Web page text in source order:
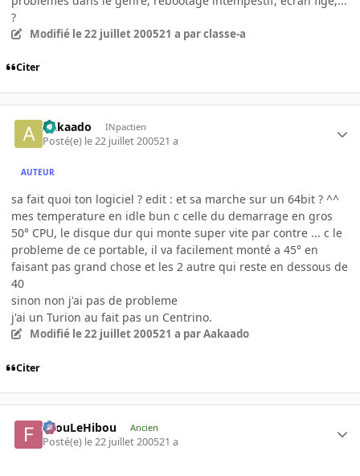
?
Modifié le 22 juillet 200521 a par classe-a
Citer
Aakaado INpactien
Posté(e) le 22 juillet 200521 a
AUTEUR
sa fait quoi ton logiciel ? edit : et sa marche sur un 64bit ? ^^
mes temperature en idle bun c celle du demarrage en gros
50° CPU, le disque dur qui monte super vite par contre ... c le
probleme de ce portable, il va facilement monté a 45° en
faisant pas grand chose et les 2 autre qui reste en dessous de
40
sinon non j'ai pas de probleme
j'ai un Turion au fait pas un Centrino.
Modifié le 22 juillet 200521 a par Aakaado
Citer
FilouLeHibou Ancien
Posté(e) le 22 juillet 200521 a